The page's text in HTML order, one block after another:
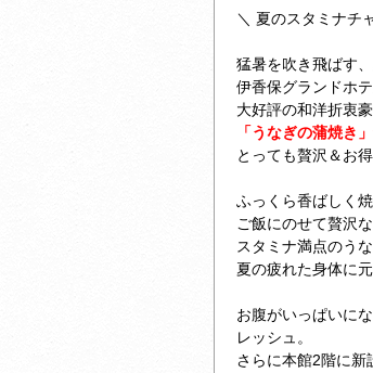
＼ 夏のスタミナチ
猛暑を吹き飛ばす
伊香保グランドホ
大好評の和洋折衷
「うなぎの蒲焼き
とっても贅沢＆お
ふっくら香ばしく
ご飯にのせて贅沢
スタミナ満点のう
夏の疲れた身体に
お腹がいっぱいに
レッシュ。
さらに本館2階に新